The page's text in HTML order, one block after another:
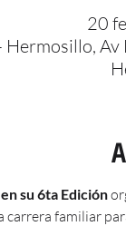
20
Hermosillo,
su 6ta Edición
familiar